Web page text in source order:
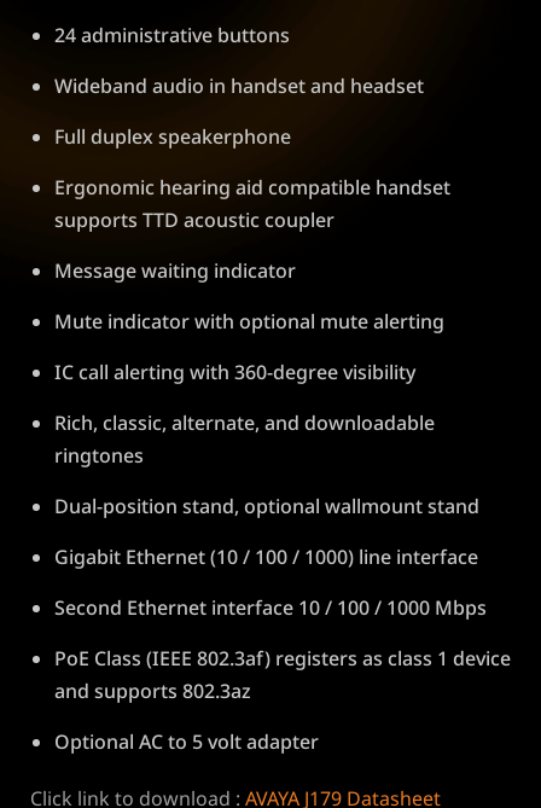
24 administrative buttons
Wideband audio in handset and headset
Full duplex speakerphone
Ergonomic hearing aid compatible handset
supports TTD acoustic coupler
Message waiting indicator
Mute indicator with optional mute alerting
IC call alerting with 360-degree visibility
Rich, classic, alternate, and downloadable
ringtones
Dual-position stand, optional wallmount stand
Gigabit Ethernet (10 / 100 / 1000) line interface
Second Ethernet interface 10 / 100 / 1000 Mbps
PoE Class (IEEE 802.3af) registers as class 1 device
and supports 802.3az
Optional AC to 5 volt adapter
Click link to download : AVAYA J179 Datasheet